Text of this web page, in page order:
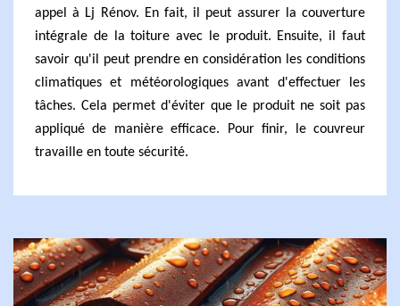
appel à Lj Rénov. En fait, il peut assurer la couverture
intégrale de la toiture avec le produit. Ensuite, il faut
savoir qu'il peut prendre en considération les conditions
climatiques et météorologiques avant d'effectuer les
tâches. Cela permet d'éviter que le produit ne soit pas
appliqué de manière efficace. Pour finir, le couvreur
travaille en toute sécurité.